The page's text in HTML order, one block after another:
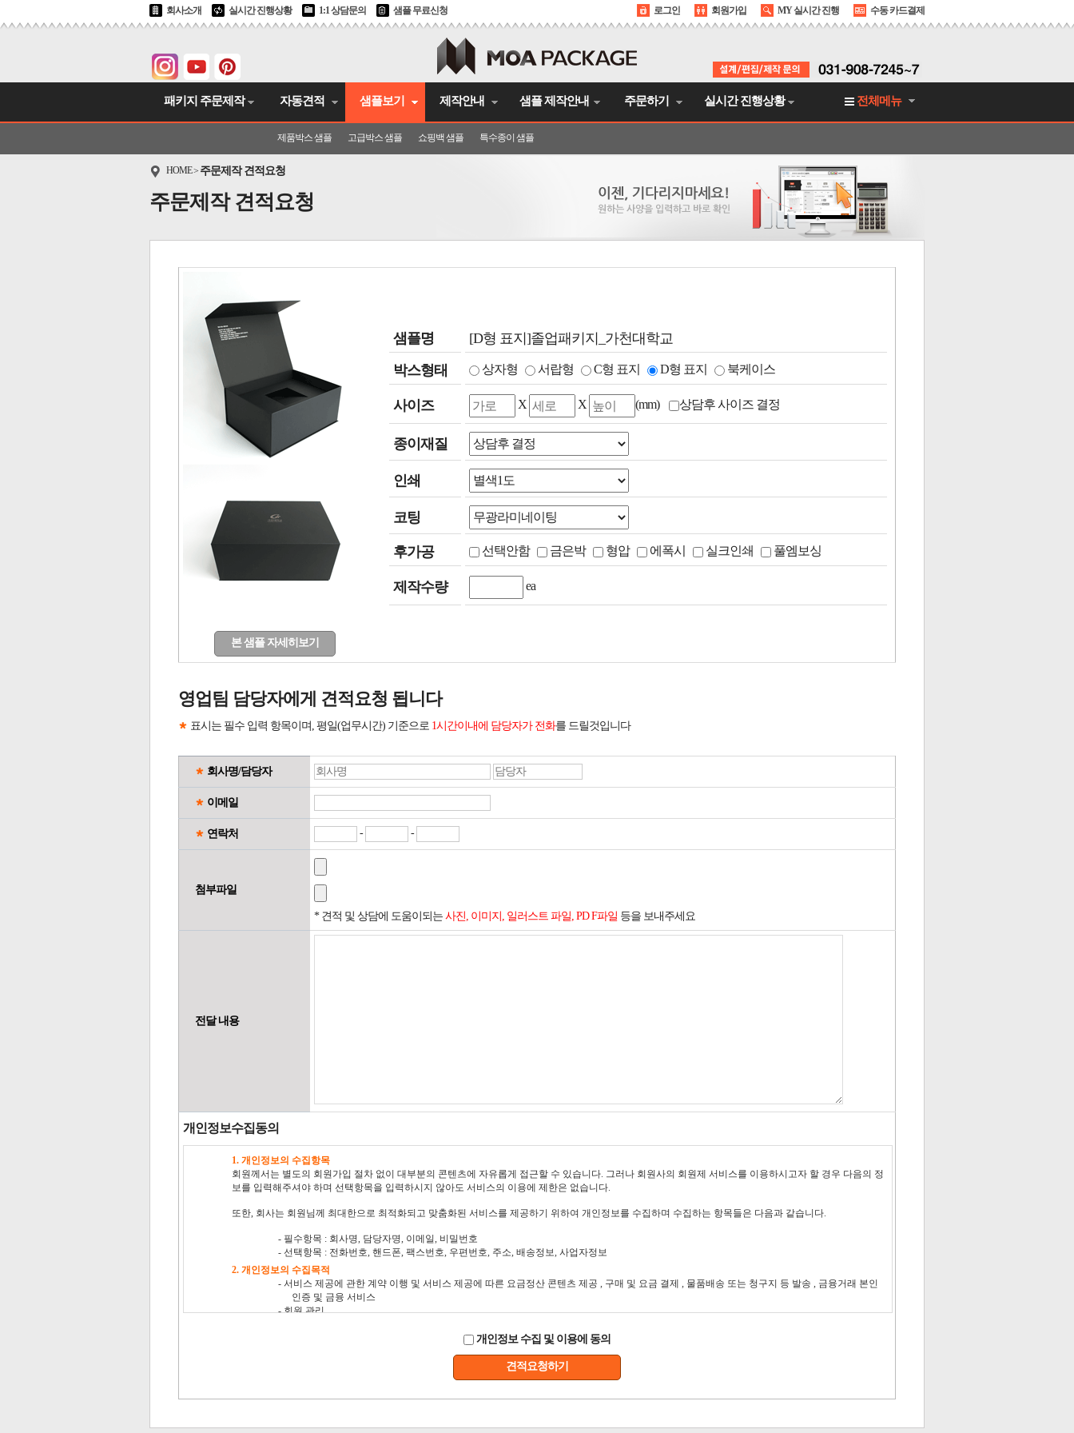
회사소개 실시간 진행상황 1:1 상담문의 샘플 무료신청 로그인 회원가입 MY 실시간 진행 수동 카드결제
전체메뉴
패키지 주문제작 자동견적 샘플보기
제품박스 샘플 고급박스 샘플 쇼핑백 샘플 특수종이 샘플
제작안내 샘플 제작안내 주문하기 실시간 진행상황
HOME> 주문제작 견적요청
주문제작 견적요청
본 샘플 자세히보기
샘플명
[D형 표지]졸업패키지_가천대학교
박스형태
상자형 서랍형 C형 표지 D형 표지 북케이스
사이즈 X X (mm) 상담후 사이즈 결정
종이재질
인쇄
코팅
후가공 선택안함 금은박 형압 에폭시 실크인쇄 풀엠보싱
제작수량 ea
영업팀 담당자에게 견적요청 됩니다
표시는 필수 입력 항목이며, 평일(업무시간) 기준으로 1시간이내에 담당자가 전화를 드릴것입니다
회사명/담당자
이메일
연락처 - -
첨부파일
* 견적 및 상담에 도움이되는 사진, 이미지, 일러스트 파일, PD F파일 등을 보내주세요
전달 내용
개인정보수집동의
개인정보 수집 및 이용에 동의
견적요청하기